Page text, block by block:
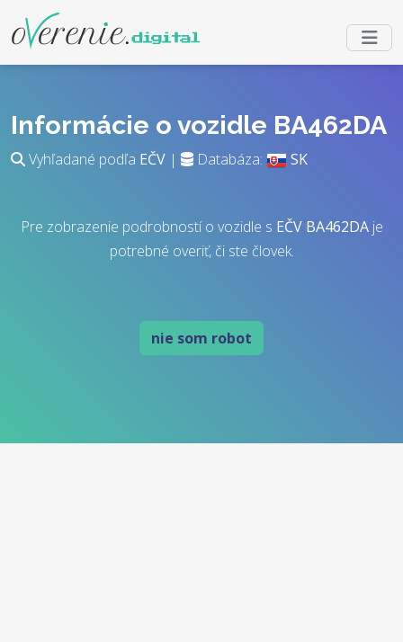
Informácie o vozidle BA462DA
Vyhľadané podľa EČV | Databáza: SK
Pre zobrazenie podrobností o vozidle s EČV BA462DAje
potrebné overiť, či ste človek.
nie som robot